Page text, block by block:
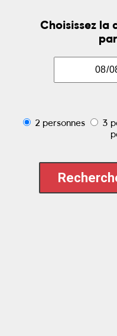
Choisissez la
2 personnes 3